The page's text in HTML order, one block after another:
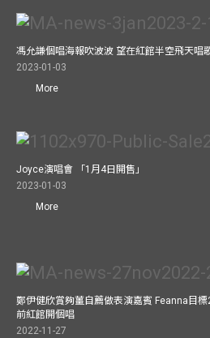
馮允謙個唱海報吹波波 望在紅館半空飛天唱
2023-01-03
More
Joyce演唱會 「1月4日開售」
2023-01-03
More
鄭伊健欣賞夠薑自薦做表演嘉賓 Feanna目
前紅館開個唱
2022-11-27